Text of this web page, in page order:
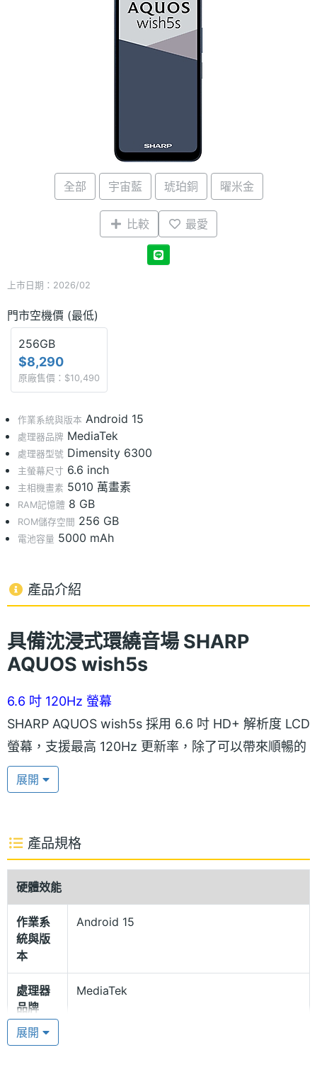
全部 宇宙藍 琥珀銅 曜米金
比較 最愛
上市日期：2026/02
門市空機價 (最低)
256GB
$8,290
原廠售價：$10,490
作業系統與版本 Android 15
處理器品牌 MediaTek
處理器型號 Dimensity 6300
主螢幕尺寸 6.6 inch
主相機畫素 5010 萬畫素
RAM記憶體 8 GB
ROM儲存空間 256 GB
電池容量 5000 mAh
產品介紹
具備沈浸式環繞音場 SHARP
AQUOS wish5s
6.6 吋 120Hz 螢幕
SHARP AQUOS wish5s 採用 6.6 吋 HD+ 解析度 LCD
螢幕，支援最高 120Hz 更新率，除了可以帶來順暢的
螢幕操作表現，結合 Rich Color 顯示技術，還能讓手
機顯示畫面變得更加鮮豔動人。生物辨識部分，支援
IP69 防塵防水
SHARP AQUOS wish5s 外型採用三宅一成團隊
「miyake design」監修設計，不僅展現日系極簡美
學，更同時具備 18 項 MIL-STD 美國軍規標準，支援
最高 IP69 防塵防水等級，擁有相當高程度的手機防護
能力，外殼採用約 60% 再生塑料製成，兼顧環境友
善。
聯發科天璣 6300
展開
產品規格
硬體效能
作業系
統與版
本
Android 15
處理器
品牌
MediaTek
處理器
展開